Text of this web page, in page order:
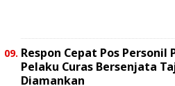
Respon Cepat Pos Personil
Pelaku Curas Bersenjata
Diamankan